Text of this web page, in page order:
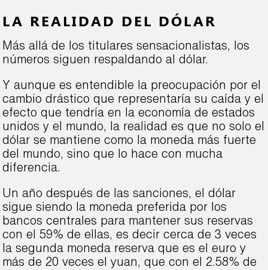
LA REALIDAD DEL DÓLAR
Más allá de los titulares sensacionalistas, los
números siguen respaldando al dólar.
Y aunque es entendible la preocupación por el
cambio drástico que representaría su caída y el
efecto que tendría en la economía de estados
unidos y el mundo, la realidad es que no solo el
dólar se mantiene como la moneda más fuerte
del mundo, sino que lo hace con mucha
diferencia.
Un año después de las sanciones, el dólar
sigue siendo la moneda preferida por los
bancos centrales para mantener sus reservas
con el 59% de ellas, es decir cerca de 3 veces
la segunda moneda reserva que es el euro y
más de 20 veces el yuan, que con el 2.58% de